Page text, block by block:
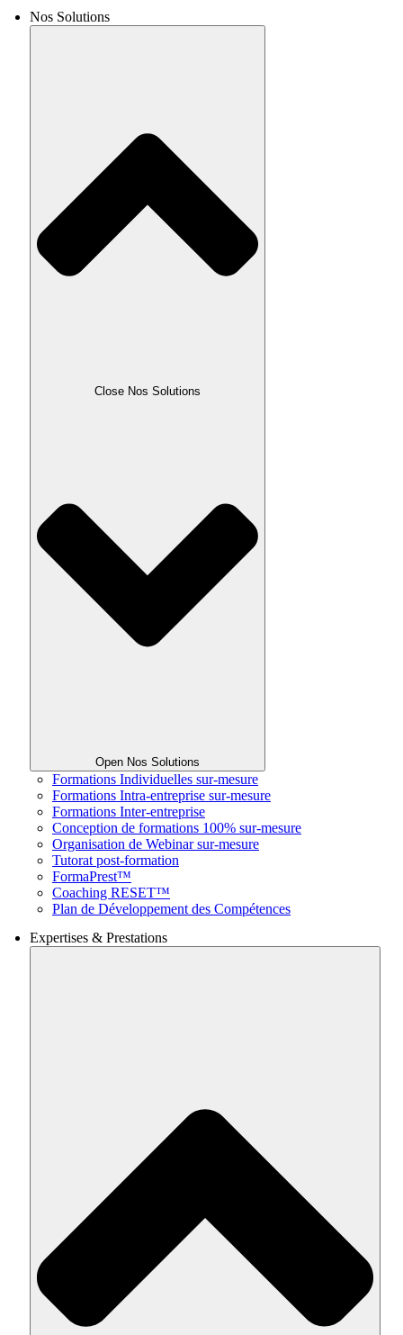
Nos Solutions
Close Nos Solutions
Open Nos Solutions
Formations Individuelles sur-mesure
Formations Intra-entreprise sur-mesure
Formations Inter-entreprise
Conception de formations 100% sur-mesure
Organisation de Webinar sur-mesure
Tutorat post-formation
FormaPrest™
Coaching RESET™
Plan de Développement des Compétences
Expertises & Prestations